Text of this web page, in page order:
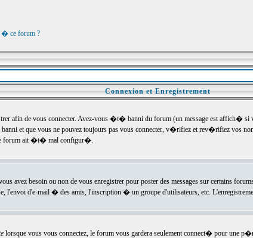
� ce forum ?
Connexion et Enregistrement
afin de vous connecter. Avez-vous �t� banni du forum (un message est affich� si
et que vous ne pouvez toujours pas vous connecter, v�rifiez et rev�rifiez vos
le forum ait �t� mal configur�.
avez besoin ou non de vous enregistrer pour poster des messages sur certains
d'e-mail � des amis, l'inscription � un groupe d'utilisateurs, etc.
lorsque vous vous connectez, le forum vous gardera seulement connect� pour une